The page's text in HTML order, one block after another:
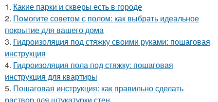
1. Какие парки и скверы есть в городе
2. Помогите советом с полом: как выбрать идеальное
покрытие для вашего дома
3. Гидроизоляция под стяжку своими руками: пошаговая
инструкция
4. Гидроизоляция пола под стяжку: пошаговая
инструкция для квартиры
5. Пошаговая инструкция: как правильно сделать
раствор для штукатурки стен